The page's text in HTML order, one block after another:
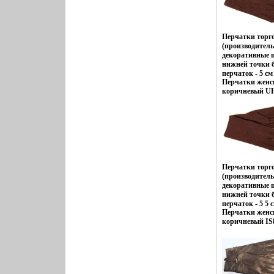
Перчатки
нижней точки
перчаток - 5
быть указан
коричневый
Перчатки
коричневый
Перчатки
нижней точки
перчаток - 5 5
быть указан
коричневый
Перчатки
коричневый